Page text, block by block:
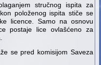
stručnog ispita za
položenog ispita stiče se
licence. Samo na osnovu
postaje lice ovlašćeno za
se pred komisijom Saveza